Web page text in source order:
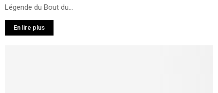
Légende du Bout du...
En lire plus